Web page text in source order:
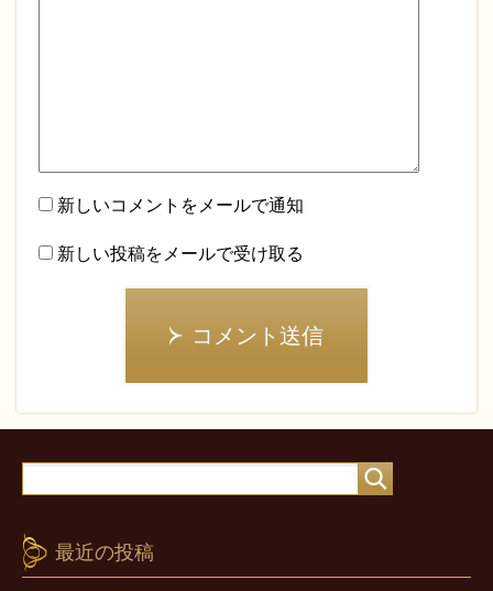
新しいコメントをメールで通知
新しい投稿をメールで受け取る
コメント送信
最近の投稿